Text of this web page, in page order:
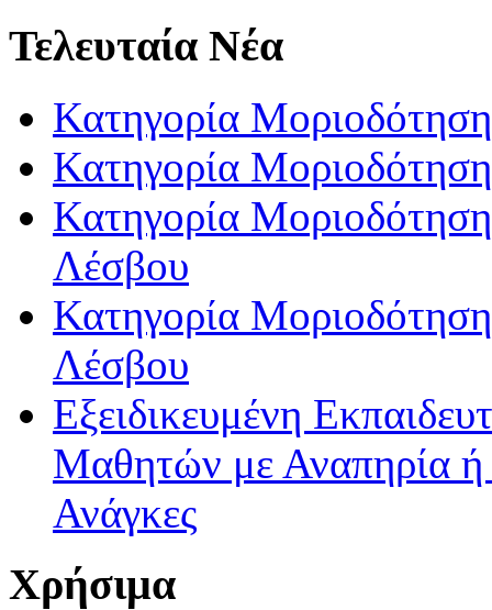
Τελευταία Νέα
Κατηγορία
Κατηγορία
Κατηγορία
Λέσβου
Κατηγορία
Λέσβου
Εξειδικευμένη
Μαθητών με Αναπηρία ή /
Ανάγκες
Χρήσιμα